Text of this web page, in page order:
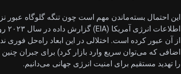
از آن عبور کرده است. اختلالی در این ابعاد راه‌حل فوری
اضافی که می‌توان سریع وارد بازار کرد) برای جبران
را تهدید مستقیم برای امنیت انرژی جهانی می‌دانیم.